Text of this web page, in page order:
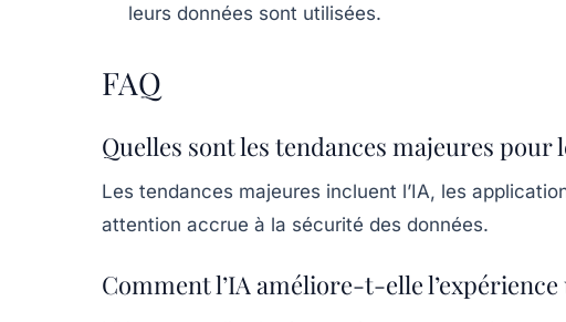
leurs données sont utilisées.
FAQ
Quelles sont les tendances majeures pour
Les tendances majeures incluent l’IA, les
attention accrue à la sécurité des données.
Comment l’IA améliore-t-elle